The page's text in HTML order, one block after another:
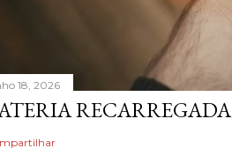
18, 2026
RECARREGADA